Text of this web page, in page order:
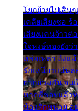
โยกย้ายไปเสิน
เคลียเสียงซอ ร้
เสียงแคนจ้าวต่
ใจหงษ์ทองยังว่
หล่อเหลา ถึงแ
รักเหนียวแน่น
ยากฮ่วมกัน จน
หากพี่ชอบแล้ว
น้องสักหน่อย อ